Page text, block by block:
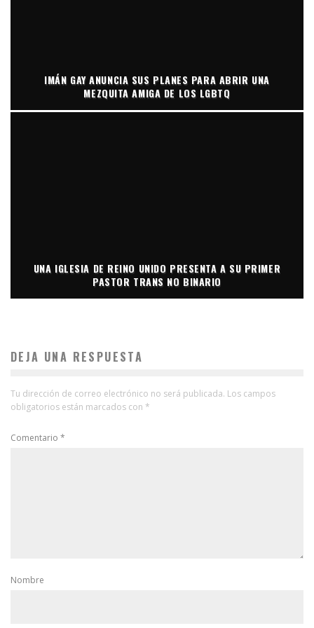
IMÁN GAY ANUNCIA SUS PLANES PARA ABRIR UNA
MEZQUITA AMIGA DE LOS LGBTQ
UNA IGLESIA DE REINO UNIDO PRESENTA A SU PRIMER
PASTOR TRANS NO BINARIO
DEJA UNA RESPUESTA
Tu dirección de correo electrónico no será publicada. Los campos
obligatorios están marcados con *
Comentario *
Nombre